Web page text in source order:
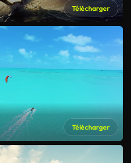
Télécharger
Télécharger